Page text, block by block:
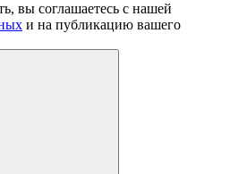
вы соглашаетесь с нашей
и на публикацию вашего